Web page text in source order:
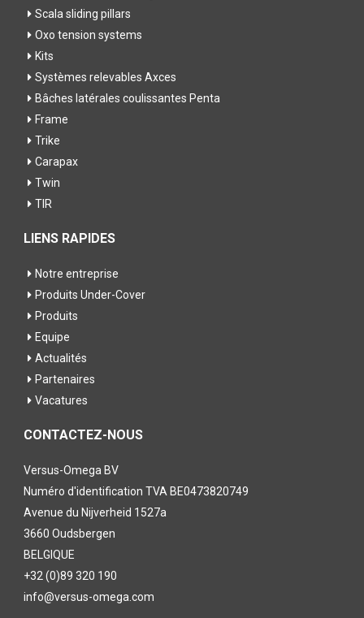
Scala sliding pillars
Oxo tension systems
Kits
Systèmes relevables Axces
Bâches latérales coulissantes Penta
Frame
Trike
Carapax
Twin
TIR
LIENS RAPIDES
Notre entreprise
Produits Under-Cover
Produits
Equipe
Actualités
Partenaires
Vacatures
CONTACTEZ-NOUS
Versus-Omega BV
Numéro d'identification TVA BE0473820749
Avenue du Nijverheid 1527a
3660 Oudsbergen
BELGIQUE
+32 (0)89 320 190
info@versus-omega.com